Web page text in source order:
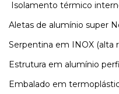
Isolamento térmico
Aletas de alumínio super
Serpentina em INOX (alta
Estrutura em alumínio
Embalado em